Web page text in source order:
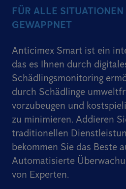
FÜR ALLE
GEWAPPNET
Anticimex Smart ist ein
das es Ihnen durch
Schädlingsmonitoring
durch Schädlinge
vorzubeugen und
zu minimieren. Addieren
traditionellen
bekommen Sie das Beste
Automatisierte
von Experten.